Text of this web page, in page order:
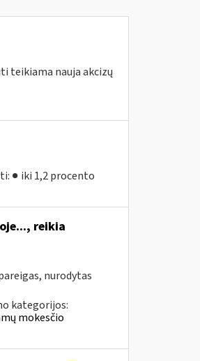
teikiama nauja akcizų
● iki 1,2 procento
reikia
nurodytas
kategorijos:
mokesčio